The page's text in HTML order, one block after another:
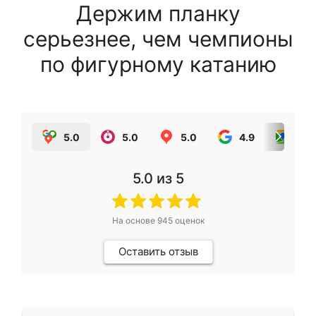
Держим планку
серьезнее, чем чемпионы
по фигурному катанию
5.0 5.0 5.0 4.9
5.0 из 5
На основе 945оценок
Оставить отзыв